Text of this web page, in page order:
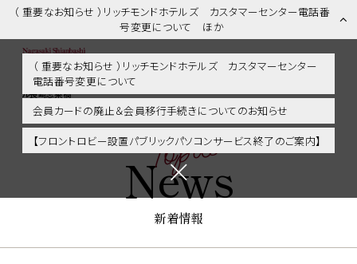
（ 重要なお知らせ ）リッチモンドホテルズ カスタマーセンター電話番
号変更について ほか
（ 重要なお知らせ ）リッチモンドホテルズ カスタマーセンター
電話番号変更について
会員カードの廃止＆会員移行手続きについてのお知らせ
【フロントロビー設置パブリックパソコンサービス終了のご案内】
新着情報 | 長崎市内・観光・グルメに好アクセス！リッチモンドホテ
ル長崎思案橋
News
Topics
新着情報